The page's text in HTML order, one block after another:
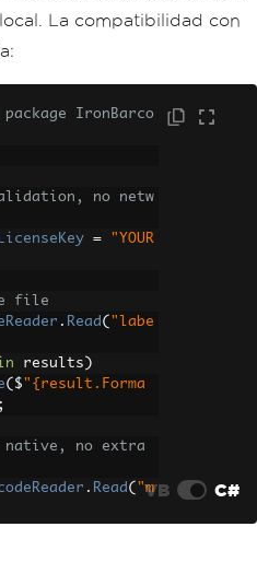
La compatibilidad con
IronBarco
no netw
LicenseKey =
"YOUR
file
. Read ( "labe
results )
( $ "{result.Forma
native, no extra
. Read ( "mVB C#